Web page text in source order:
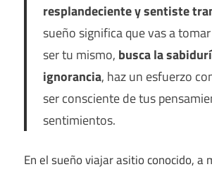
resplandeciente y sentiste
sueño significa que vas a
ser tu mismo, busca la
ignorancia, haz un esfuerzo
ser consciente de tus
sentimientos.
En el sueño viajar asitio conocido, a